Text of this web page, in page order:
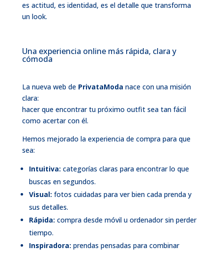
es actitud, es identidad, es el detalle que transforma
un look.
Una experiencia online más rápida, clara y
cómoda
La nueva web de PrivataModa nace con una misión
clara:
hacer que encontrar tu próximo outfit sea tan fácil
como acertar con él.
Hemos mejorado la experiencia de compra para que
sea:
Intuitiva: categorías claras para encontrar lo que
buscas en segundos.
Visual: fotos cuidadas para ver bien cada prenda y
sus detalles.
Rápida: compra desde móvil u ordenador sin perder
tiempo.
Inspiradora: prendas pensadas para combinar